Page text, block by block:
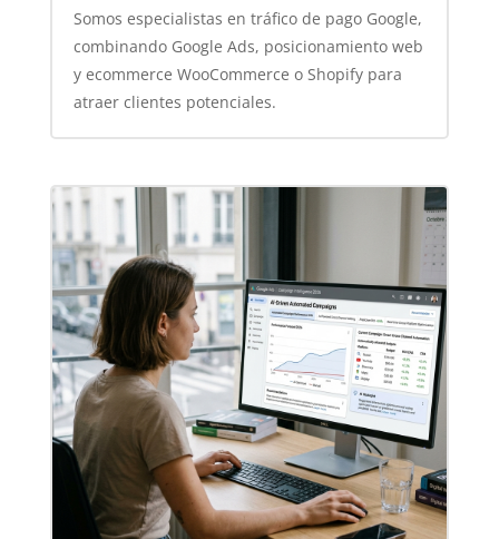
Somos especialistas en tráfico de pago Google,
combinando Google Ads, posicionamiento web
y ecommerce WooCommerce o Shopify para
atraer clientes potenciales.